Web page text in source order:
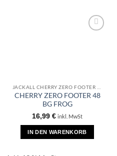
CHERRY ZERO FOOTER 48
BG FROG
16,99 € inkl. MwSt
IN DEN WARENKORB